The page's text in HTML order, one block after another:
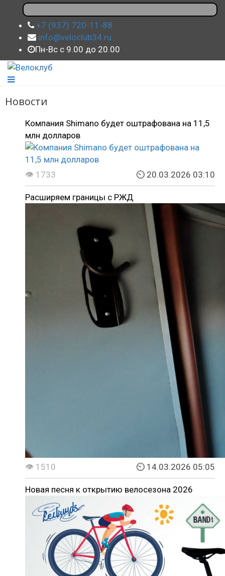
+7 (937) 720-11-88
info@veloclub34.ru
Пн-Вс с 9.00 до 20.00
Новости
Компания Shimano будет оштрафована на 11,5
млн долларов
👁 1733 ⏲ 20.03.2026 03:10
Расширяем границы с РЖД
👁 1510 ⏲ 14.03.2026 05:05
Новая песня к открытию велосезона 2026